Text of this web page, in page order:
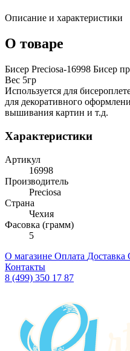
Описание и характеристики
О товаре
Бисер Preciosa-16998 Бисер
Вес 5гр
Используется для
для декоративного
вышивания картин и т.д.
Характеристики
Артикул
16998
Производитель
Preciosa
Страна
Чехия
Фасовка (грамм)
5
О магазине Оплата Доставка
Контакты
8 (499) 350 17 87